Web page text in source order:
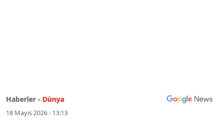
Haberler - Dünya
18 Mayıs 2026 - 13:13